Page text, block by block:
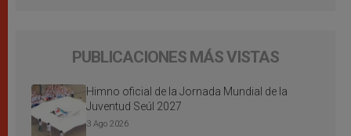
PUBLICACIONES MÁS VISTAS
Himno oficial de la Jornada Mundial de la
Juventud Seúl 2027
3 Ago 2026